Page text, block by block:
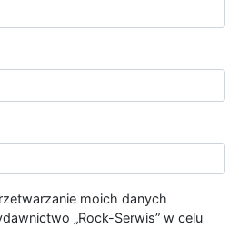
moich danych
„Rock-Serwis” w celu